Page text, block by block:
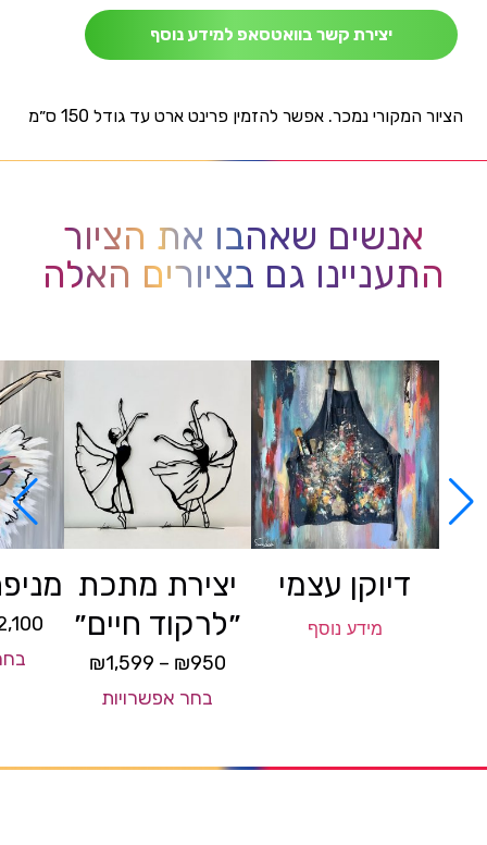
יצירת קשר בוואטסאפ למידע נוסף
הציור המקורי נמכר. אפשר להזמין פרינט ארט עד גודל 150 ס״מ
אנשים שאהבו את הציור
התעניינו גם בציורים האלה
דיוקן עצמי
מידע נוסף
יצירת מתכת
״לרקוד חיים״
₪950
–
₪1,599
בחר אפשרויות